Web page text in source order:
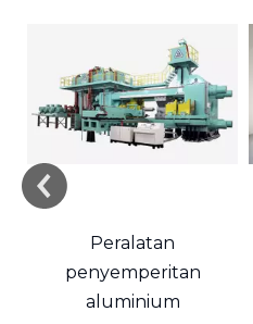
Peralatan
penyemperitan
aluminium